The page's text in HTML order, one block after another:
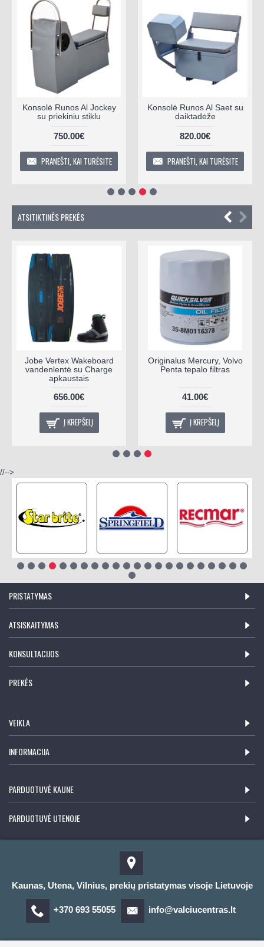
Konsolė Runos Al Jockey
su priekiniu stiklu
750.00€
PRANEŠTI, KAI TURĖSITE
Konsolė Runos Al Saet su
daiktadėže
820.00€
PRANEŠTI, KAI TURĖSITE
ATSITIKTINĖS PREKĖS
Jobe Vertex Wakeboard
vandenlentė su Charge
apkaustais
656.00€
Į KREPŠELĮ
Originalus Mercury, Volvo
Penta tepalo filtras
41.00€
Į KREPŠELĮ
//-->
PRISTATYMAS
ATSISKAITYMAS
KONSULTACIJOS
PREKĖS
VEIKLA
INFORMACIJA
PARDUOTUVĖ KAUNE
PARDUOTUVĖ UTENOJE
Kaunas, Utena, Vilnius, prekių pristatymas visoje Lietuvoje
+370 693 55055 info@valciucentras.lt